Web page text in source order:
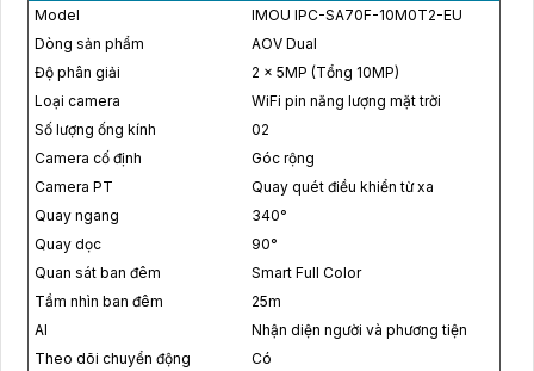
Model
IMOU IPC-SA70F-10M0T2-EU
Dòng sản phẩm
AOV Dual
Độ phân giải
2 × 5MP (Tổng 10MP)
Loại camera
WiFi pin năng lượng mặt trời
Số lượng ống kính
02
Camera cố định
Góc rộng
Camera PT
Quay quét điều khiển từ xa
Quay ngang
340°
Quay dọc
90°
Quan sát ban đêm
Smart Full Color
Tầm nhìn ban đêm
25m
AI
Nhận diện người và phương tiện
Theo dõi chuyển động
Có